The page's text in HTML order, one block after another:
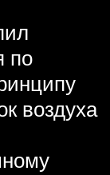
по
воздуха